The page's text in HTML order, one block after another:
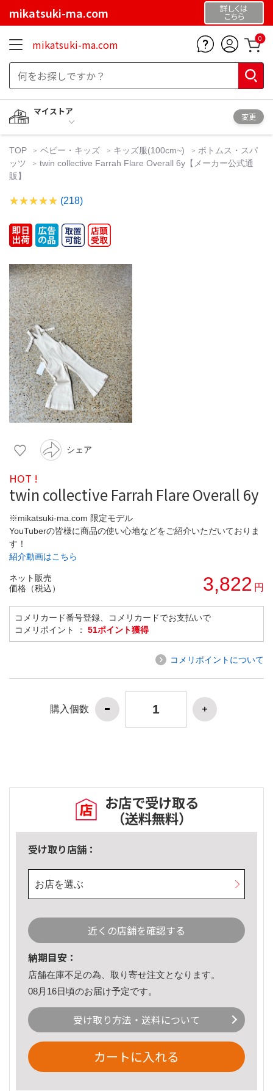
mikatsuki-ma.com 詳しくは
こちら
mikatsuki-ma.com 0
マイストア
変更
TOP ベビー・キッズ キッズ服(100cm~)
ボトムス・スパ
ッツ
twin collective Farrah Flare Overall 6y【メーカー公式通
販】
(218)
シェア
HOT !
twin collective Farrah Flare Overall 6y
※mikatsuki-ma.com 限定モデル
YouTuberの皆様に商品の使い心地などをご紹介いただいておりま
す！
紹介動画はこちら
ネット販売
価格（税込）
3,822 円
コメリカード番号登録、コメリカードでお支払いで
コメリポイント ： 51ポイント獲得
コメリポイントについて
購入個数
お店で受け取る
（送料無料）
受け取り店舗：
お店を選ぶ
近くの店舗を確認する
納期目安：
店舗在庫不足の為、取り寄せ注文となります。
08月16日頃のお届け予定です。
受け取り方法・送料について
カートに入れる